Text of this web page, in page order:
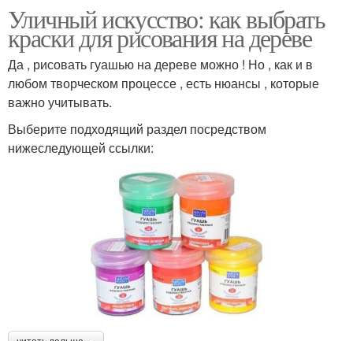
Уличный искусство: как выбрать
краски для рисования на дереве
Да , рисовать гуашью на дереве можно ! Но , как и в
любом творческом процессе , есть нюансы , которые
важно учитывать.
Выберите подходящий раздел посредством
нижеследующей ссылки: